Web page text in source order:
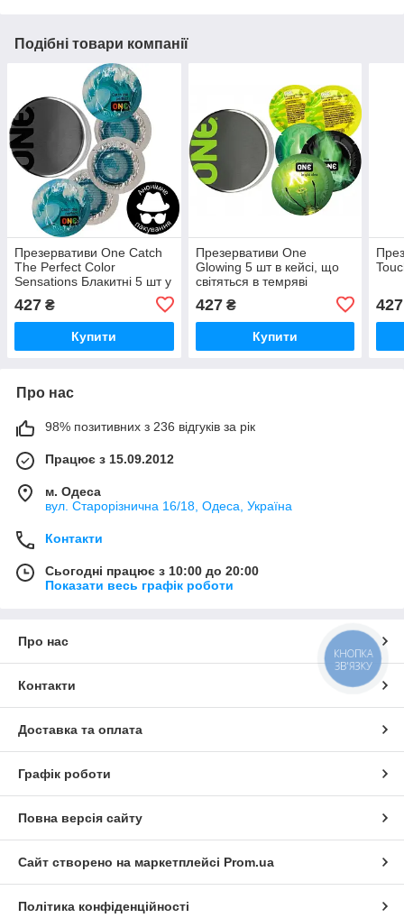
Подібні товари компанії
Презервативи One Catch
The Perfect Color
Sensations Блакитні 5 шт у
427 ₴
Купити
Презервативи One
Glowing 5 шт в кейсі, що
світяться в темряві
427₴
Купити
427
Про нас
98% позитивних з 236 відгуків за рік
Працює з 15.09.2012
м. Одеса
вул. Старорізнична 16/18, Одеса, Україна
Контакти
Сьогодні працює з 10:00 до 20:00
Показати весь графік роботи
Про нас
Контакти
Доставка та оплата
Графік роботи
Повна версія сайту
Сайт створено на маркетплейсі Prom.ua
Політика конфіденційності
КНОПКА
ЗВ'ЯЗКУ